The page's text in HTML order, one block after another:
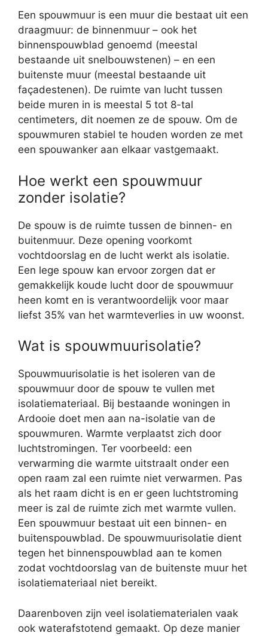
Een spouwmuur is een muur die bestaat uit een
draagmuur: de binnenmuur – ook het
binnenspouwblad genoemd (meestal
bestaande uit snelbouwstenen) – en een
buitenste muur (meestal bestaande uit
façadestenen). De ruimte van lucht tussen
beide muren in is meestal 5 tot 8-tal
centimeters, dit noemen ze de spouw. Om de
spouwmuren stabiel te houden worden ze met
een spouwanker aan elkaar vastgemaakt.
Hoe werkt een spouwmuur
zonder isolatie?
De spouw is de ruimte tussen de binnen- en
buitenmuur. Deze opening voorkomt
vochtdoorslag en de lucht werkt als isolatie.
Een lege spouw kan ervoor zorgen dat er
gemakkelijk koude lucht door de spouwmuur
heen komt en is verantwoordelijk voor maar
liefst 35% van het warmteverlies in uw woonst.
Wat is spouwmuurisolatie?
Spouwmuurisolatie is het isoleren van de
spouwmuur door de spouw te vullen met
isolatiemateriaal. Bij bestaande woningen in
Ardooie doet men aan na-isolatie van de
spouwmuren. Warmte verplaatst zich door
luchtstromingen. Ter voorbeeld: een
verwarming die warmte uitstraalt onder een
open raam zal een ruimte niet verwarmen. Pas
als het raam dicht is en er geen luchtstroming
meer is zal de ruimte zich met warmte vullen.
Een spouwmuur bestaat uit een binnen- en
buitenspouwblad. De spouwmuurisolatie dient
tegen het binnenspouwblad aan te komen
zodat vochtdoorslag van de buitenste muur het
isolatiemateriaal niet bereikt.
Daarenboven zijn veel isolatiematerialen vaak
ook waterafstotend gemaakt. Op deze manier